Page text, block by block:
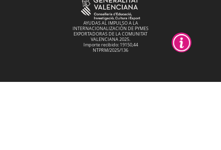
AYUDAS AL IMPULSO A LA
INTERNACIONALIZACIÓN DE PYMES
EXPORTADORAS DE LA COMUNITAT
VALENCIANA 2025.
Importe recibido: 19150,44
NTPRM/2025/136